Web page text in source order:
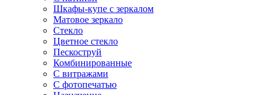
Шкафы-купе с зеркалом
Матовое зеркало
Стекло
Цветное стекло
Пескоструй
Комбинированные
С витражами
С фотопечатью